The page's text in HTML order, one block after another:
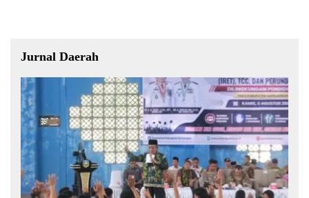
Jurnal Daerah